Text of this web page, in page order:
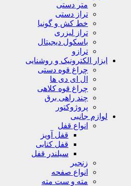
متر دستی
تراز دستی
خط کش و گونیا
تراز لیزری
باسکول دیجیتال
ترازو
ابزار الکترونیک و روشنایی
چراغ قوه دستی
ال ای دی ها
چراغ قوه کلاهی
چند راهی برق
پروژوکتور
لوازم جانبی
انواع قفل
قفل آویز
قفل کتابی
سیلندر قفل
زنجیر
انواع صفحه
مته و ست مته